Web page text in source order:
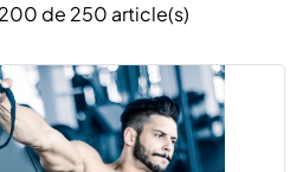
de 250 article(s)